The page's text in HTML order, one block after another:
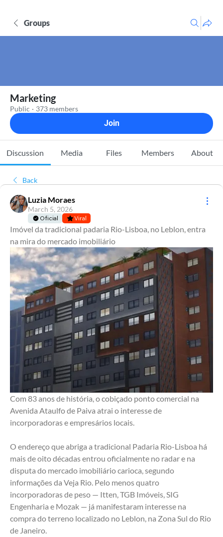
Groups
Marketing
Public · 373 members
Join
Discussion Media Files Members About
Back
Luzia Moraes
March 5, 2026
Oficial Viral
Imóvel da tradicional padaria Rio-Lisboa, no Leblon, entra
na mira do mercado imobiliário
Com 83 anos de história, o cobiçado ponto comercial na
Avenida Ataulfo de Paiva atrai o interesse de
incorporadoras e empresários locais.
O endereço que abriga a tradicional Padaria Rio-Lisboa há
mais de oito décadas entrou oficialmente no radar e na
disputa do mercado imobiliário carioca, segundo
informações da Veja Rio. Pelo menos quatro
incorporadoras de peso — Itten, TGB Imóveis, SIG
Engenharia e Mozak — já manifestaram interesse na
compra do terreno localizado no Leblon, na Zona Sul do Rio
de Janeiro.